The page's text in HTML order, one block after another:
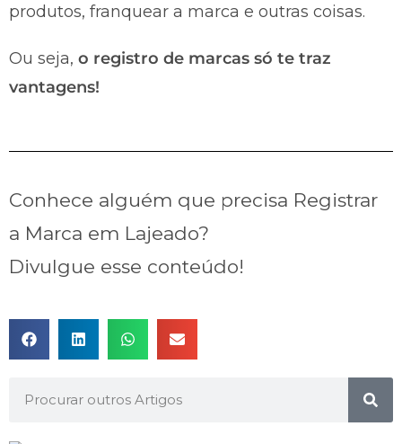
produtos, franquear a marca e outras coisas.
Ou seja, o registro de marcas só te traz
vantagens!
Conhece alguém que precisa Registrar
a Marca em Lajeado?
Divulgue esse conteúdo!